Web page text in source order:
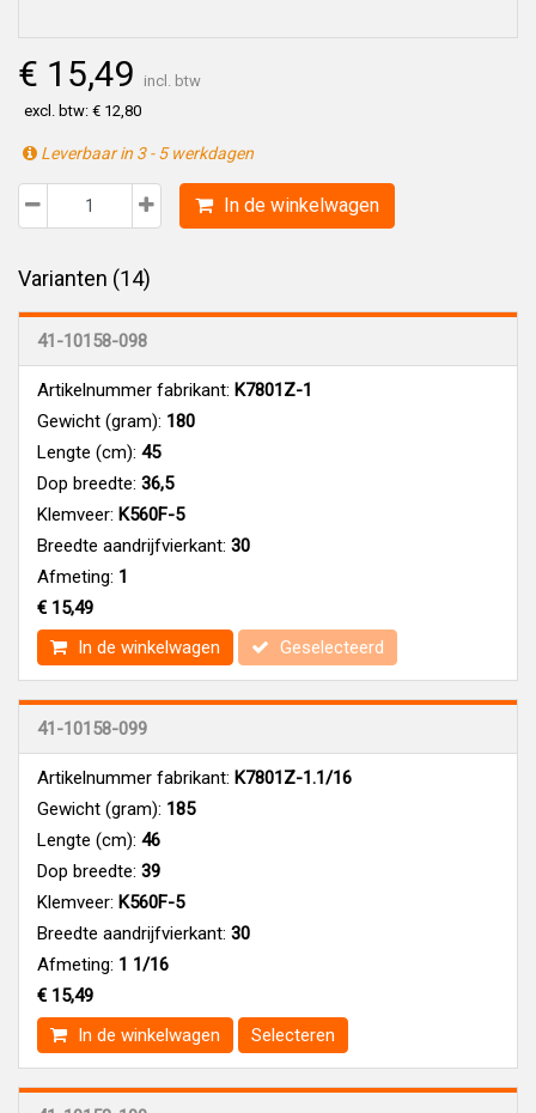
€ 15,49
incl. btw
excl. btw: € 12,80
Leverbaar in 3 - 5 werkdagen
In de winkelwagen
Varianten (14)
41-10158-098
Artikelnummer fabrikant: K7801Z-1
Gewicht (gram): 180
Lengte (cm): 45
Dop breedte: 36,5
Klemveer: K560F-5
Breedte aandrijfvierkant: 30
Afmeting: 1
€ 15,49
In de winkelwagen
Geselecteerd
41-10158-099
Artikelnummer fabrikant: K7801Z-1.1/16
Gewicht (gram): 185
Lengte (cm): 46
Dop breedte: 39
Klemveer: K560F-5
Breedte aandrijfvierkant: 30
Afmeting: 1 1/16
€ 15,49
In de winkelwagen
Selecteren